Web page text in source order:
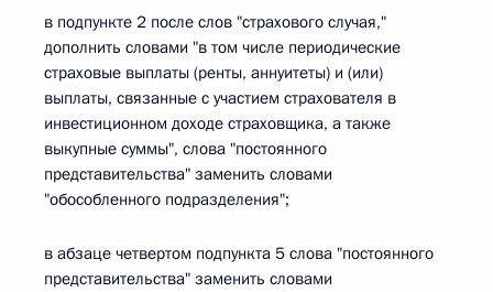
в подпункте 2 после слов "страхового случая,"
дополнить словами "в том числе периодические
страховые выплаты (ренты, аннуитеты) и (или)
выплаты, связанные с участием страхователя в
инвестиционном доходе страховщика, а также
выкупные суммы", слова "постоянного
представительства" заменить словами
"обособленного подразделения";
в абзаце четвертом подпункта 5 слова "постоянного
представительства" заменить словами